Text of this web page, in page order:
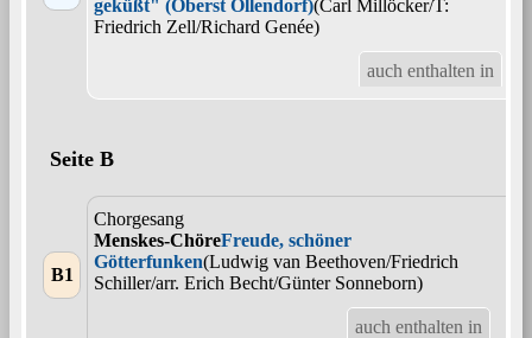
geküßt" (Oberst Ollendorf)(Carl Millöcker/T:
Friedrich Zell/Richard Genée)
auch enthalten in
Seite B
B1
Chorgesang
Menskes-ChöreFreude, schöner
Götterfunken(Ludwig van Beethoven/Friedrich
Schiller/arr. Erich Becht/Günter Sonneborn)
auch enthalten in